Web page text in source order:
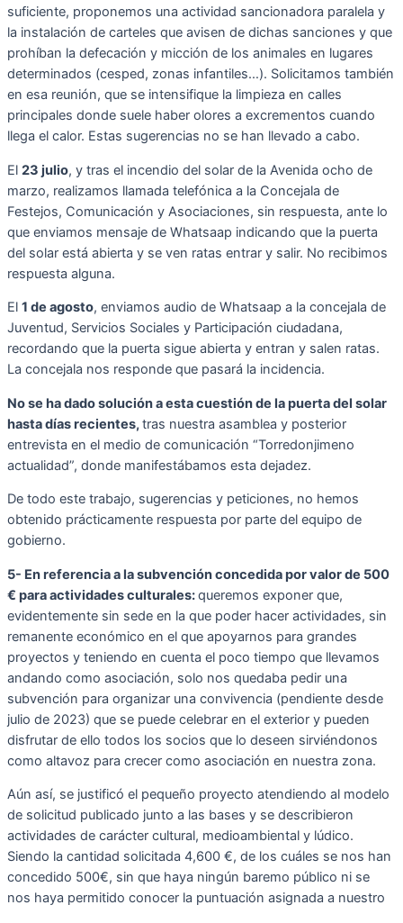
suficiente, proponemos una actividad sancionadora paralela y
la instalación de carteles que avisen de dichas sanciones y que
prohíban la defecación y micción de los animales en lugares
determinados (cesped, zonas infantiles…). Solicitamos también
en esa reunión, que se intensifique la limpieza en calles
principales donde suele haber olores a excrementos cuando
llega el calor. Estas sugerencias no se han llevado a cabo.
El 23 julio, y tras el incendio del solar de la Avenida ocho de
marzo, realizamos llamada telefónica a la Concejala de
Festejos, Comunicación y Asociaciones, sin respuesta, ante lo
que enviamos mensaje de Whatsaap indicando que la puerta
del solar está abierta y se ven ratas entrar y salir. No recibimos
respuesta alguna.
El 1 de agosto, enviamos audio de Whatsaap a la concejala de
Juventud, Servicios Sociales y Participación ciudadana,
recordando que la puerta sigue abierta y entran y salen ratas.
La concejala nos responde que pasará la incidencia.
No se ha dado solución a esta cuestión de la puerta del solar
hasta días recientes,tras nuestra asamblea y posterior
entrevista en el medio de comunicación “Torredonjimeno
actualidad”, donde manifestábamos esta dejadez.
De todo este trabajo, sugerencias y peticiones, no hemos
obtenido prácticamente respuesta por parte del equipo de
gobierno.
5- En referencia a la subvención concedida por valor de 500
€ para actividades culturales:queremos exponer que,
evidentemente sin sede en la que poder hacer actividades, sin
remanente económico en el que apoyarnos para grandes
proyectos y teniendo en cuenta el poco tiempo que llevamos
andando como asociación, solo nos quedaba pedir una
subvención para organizar una convivencia (pendiente desde
julio de 2023) que se puede celebrar en el exterior y pueden
disfrutar de ello todos los socios que lo deseen sirviéndonos
como altavoz para crecer como asociación en nuestra zona.
Aún así, se justificó el pequeño proyecto atendiendo al modelo
de solicitud publicado junto a las bases y se describieron
actividades de carácter cultural, medioambiental y lúdico.
Siendo la cantidad solicitada 4,600 €, de los cuáles se nos han
concedido 500€, sin que haya ningún baremo público ni se
nos haya permitido conocer la puntuación asignada a nuestro